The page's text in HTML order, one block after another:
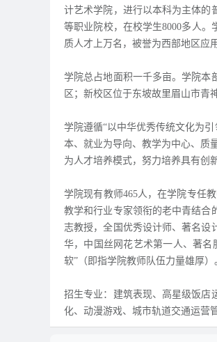
计艺术学院，进行以本科为主体的
等职业院校，在校学生8000多人
质人才上万名，被誉为西部地区应
学院总占地面积一千多亩。学院本
区；新校区位于东坡故里眉山市青
学院遵循“以中华优秀传统文化为
本、就业为导向、教学为中心、质
为人才培养模式，努力培养具有创
学院现有教师465人，在学院专任
教学和行业专家领衔的老中青结合
志教授，全国优秀设计师、著名设
华，中国丝网花艺术第一人、著
软”（即指学院教师队伍力量雄厚
招生专业：建筑表现、高星级饭店
化、动漫游戏、城市轨道交通运营